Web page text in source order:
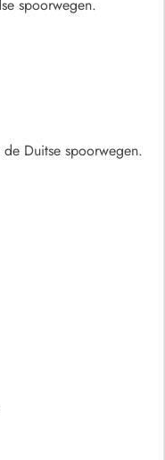
spoorwegen.
Duitse spoorwegen.